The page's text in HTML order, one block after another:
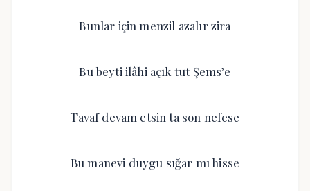
Bunlar için menzil azalır zira
Bu beyti ilâhi açık tut Şems’e
Tavaf devam etsin ta son nefese
Bu manevi duygu sığar mı hisse